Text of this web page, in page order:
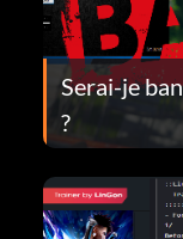
Serai-je
?